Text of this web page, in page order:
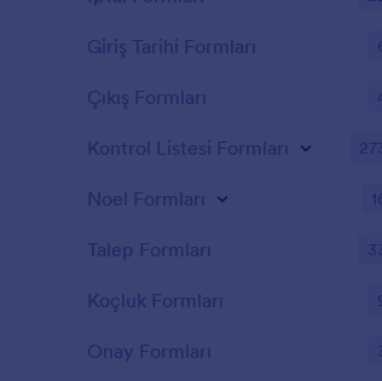
Giriş Tarihi Formları
Çıkış Formları
Kontrol Listesi Formları
Noel Formları
Talep Formları
Koçluk Formları
Onay Formları